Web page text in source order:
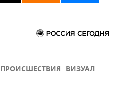
ПРОИСШЕСТВИЯ ВИЗУАЛ